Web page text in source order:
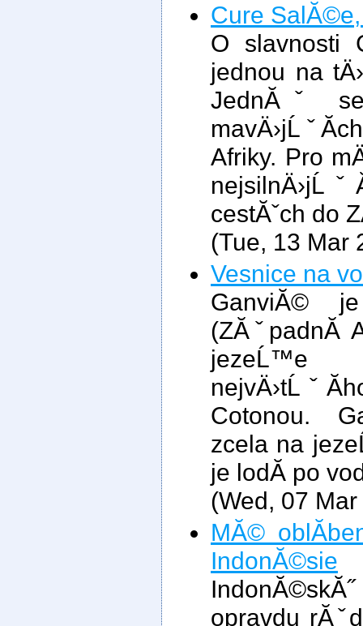
Cure
O slavnosti
jednou na
JednĂˇ
Afriky. Pro
cestĂˇch do
(Tue, 13 Mar
Vesnice na
GanviĂ©
(ZĂˇpadnĂ­
jezeĹ™e
Cotonou.
zcela na
je lodĂ­ po
(Wed, 07
MĂ©
IndonĂ©sie
opravdu